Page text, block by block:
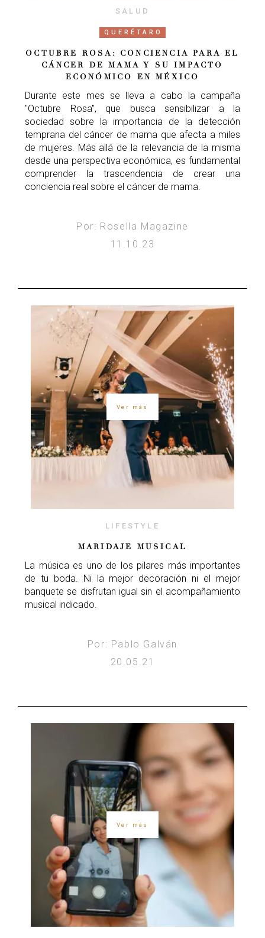
SALUD
QUERÉTARO
OCTUBRE ROSA: CONCIENCIA PARA EL
CÁNCER DE MAMA Y SU IMPACTO
ECONÓMICO EN MÉXICO
Durante este mes se lleva a cabo la campaña
"Octubre Rosa", que busca sensibilizar a la
sociedad sobre la importancia de la detección
temprana del cáncer de mama que afecta a miles
de mujeres. Más allá de la relevancia de la misma
desde una perspectiva económica, es fundamental
comprender la trascendencia de crear una
conciencia real sobre el cáncer de mama.
Por: Rosella Magazine
11.10.23
Ver más
LIFESTYLE
MARIDAJE MUSICAL
La música es uno de los pilares más importantes
de tu boda. Ni la mejor decoración ni el mejor
banquete se disfrutan igual sin el acompañamiento
musical indicado.
Por: Pablo Galván
20.05.21
Ver más